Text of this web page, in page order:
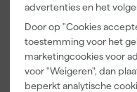
advertenties en het
Door op "Cookies
toestemming voor het
marketingcookies voor
voor "Weigeren", dan
beperkt analytische
incl. BTW incl.